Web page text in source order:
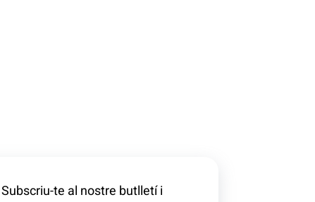
Subscriu-te al nostre butlletí i